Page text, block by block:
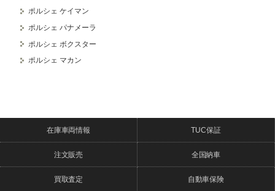
ポルシェ ケイマン
ポルシェ パナメーラ
ポルシェ ボクスター
ポルシェ マカン
在庫車両情報 TUC保証
注文販売 全国納車
買取査定 自動車保険